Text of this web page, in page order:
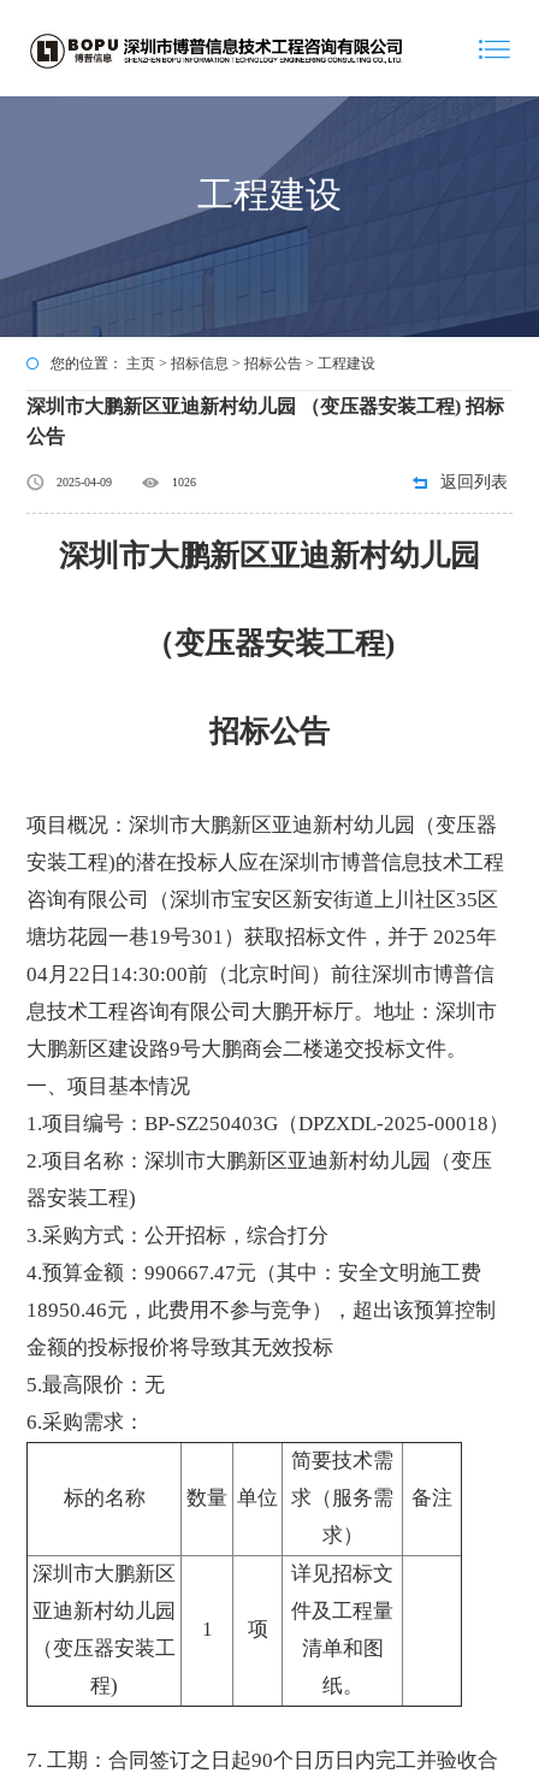
工程建设
您的位置： 主页 >招标信息 >招标公告 >工程建设
深圳市大鹏新区亚迪新村幼儿园 （变压器安装工程) 招标
公告
2025-04-09 1026 返回列表
深圳市大鹏新区亚迪新村幼儿园
（变压器安装工程)
招标公告
项目概况：深圳市大鹏新区亚迪新村幼儿园（变压器
安装工程)的潜在投标人应在深圳市博普信息技术工程
咨询有限公司（深圳市宝安区新安街道上川社区35区
塘坊花园一巷19号301）获取招标文件，并于 2025年
04月22日14:30:00前（北京时间）前往深圳市博普信
息技术工程咨询有限公司大鹏开标厅。地址：深圳市
大鹏新区建设路9号大鹏商会二楼递交投标文件。
一、项目基本情况
1.项目编号：BP-SZ250403G（DPZXDL-2025-00018）
2.项目名称：深圳市大鹏新区亚迪新村幼儿园（变压
器安装工程)
3.采购方式：公开招标，综合打分
4.预算金额：990667.47元（其中：安全文明施工费
18950.46元，此费用不参与竞争），超出该预算控制
金额的投标报价将导致其无效投标
5.最高限价：无
6.采购需求：
标的名称 数量 单位
简要技术需
求（服务需
求）
备注
深圳市大鹏新区
亚迪新村幼儿园
（变压器安装工
程)
1 项
详见招标文
件及工程量
清单和图
纸。
7. 工期：合同签订之日起90个日历日内完工并验收合